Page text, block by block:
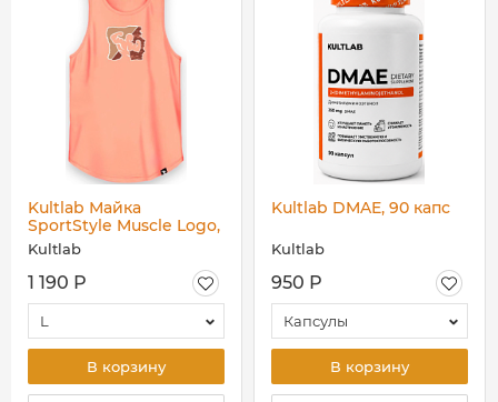
Kultlab Майка
SportStyle Muscle Logо,
персиковая
Kultlab
1 190 Р
L
В корзину
Kultlab DMAE, 90 капс
Kultlab
950 Р
Капсулы
В корзину